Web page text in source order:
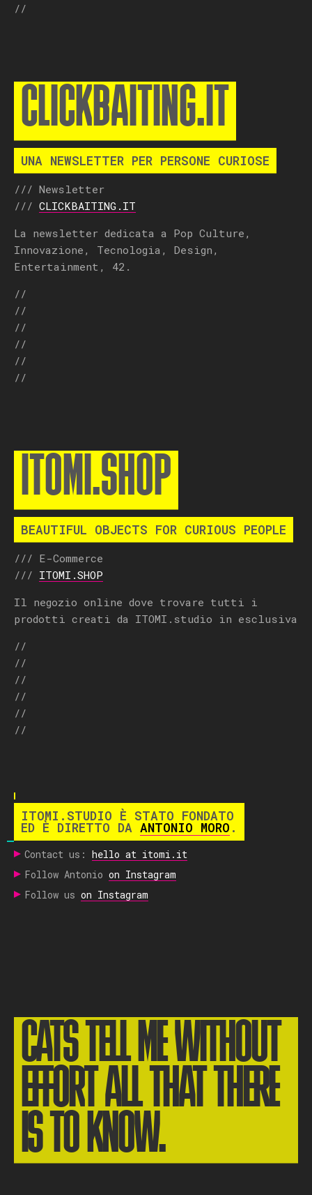
//
CLICKBAITING.IT
UNA NEWSLETTER PER PERSONE CURIOSE
/// Newsletter
/// CLICKBAITING.IT
La newsletter dedicata a Pop Culture,
Innovazione, Tecnologia, Design,
Entertainment, 42.
//
//
//
//
//
//
ITOMI.SHOP
BEAUTIFUL OBJECTS FOR CURIOUS PEOPLE
/// E-Commerce
/// ITOMI.SHOP
Il negozio online dove trovare tutti i
prodotti creati da ITOMI.studio in esclusiva
//
//
//
//
//
//
ITOMI.STUDIO È STATO FONDATO
ED È DIRETTO DA ANTONIO MORO .
Contact us: hello at itomi.it
Follow Antonio on Instagram
Follow us on Instagram
CATS TELL ME WITHOUT
EFFORT ALL THAT THERE
IS TO KNOW.